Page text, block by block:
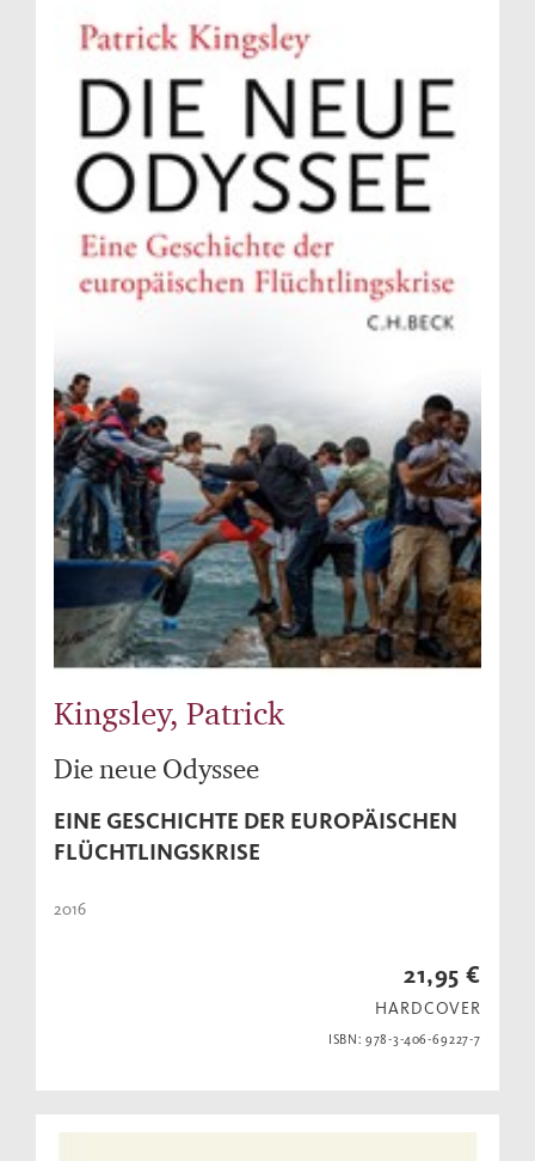
Kingsley, Patrick
Die neue Odyssee
EINE GESCHICHTE DER EUROPÄISCHEN
FLÜCHTLINGSKRISE
2016
21,95 €
HARDCOVER
ISBN: 978-3-406-69227-7